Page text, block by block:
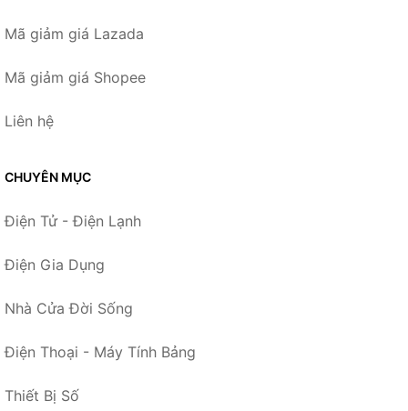
Mã giảm giá Lazada
Mã giảm giá Shopee
Liên hệ
CHUYÊN MỤC
Điện Tử - Điện Lạnh
Điện Gia Dụng
Nhà Cửa Đời Sống
Điện Thoại - Máy Tính Bảng
Thiết Bị Số